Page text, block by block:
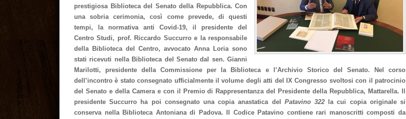
prestigiosa Biblioteca del Senato della Repubblica. Con
una sobria cerimonia, così come prevede, di questi
tempi, la normativa anti Covid-19, il presidente del
Centro Studi, prof. Riccardo Succurro e la responsabile
della Biblioteca del Centro, avvocato Anna Loria sono
stati ricevuti nella Biblioteca del Senato dal sen. Gianni
Marilotti, presidente della Commissione per la Biblioteca e l’Archivio Storico del Senato. Nel corso
dell’incontro è stato consegnato ufficialmente il volume degli atti del IX Congresso svoltosi con il patrocinio
del Senato e della Camera e con il Premio di Rappresentanza del Presidente della Repubblica, Mattarella. Il
presidente Succurro ha poi consegnato una copia anastatica del Patavino 322 la cui copia originale si
conserva nella Biblioteca Antoniana di Padova. Il Codice Patavino contiene rari manoscritti composti da